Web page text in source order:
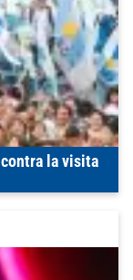
la visita